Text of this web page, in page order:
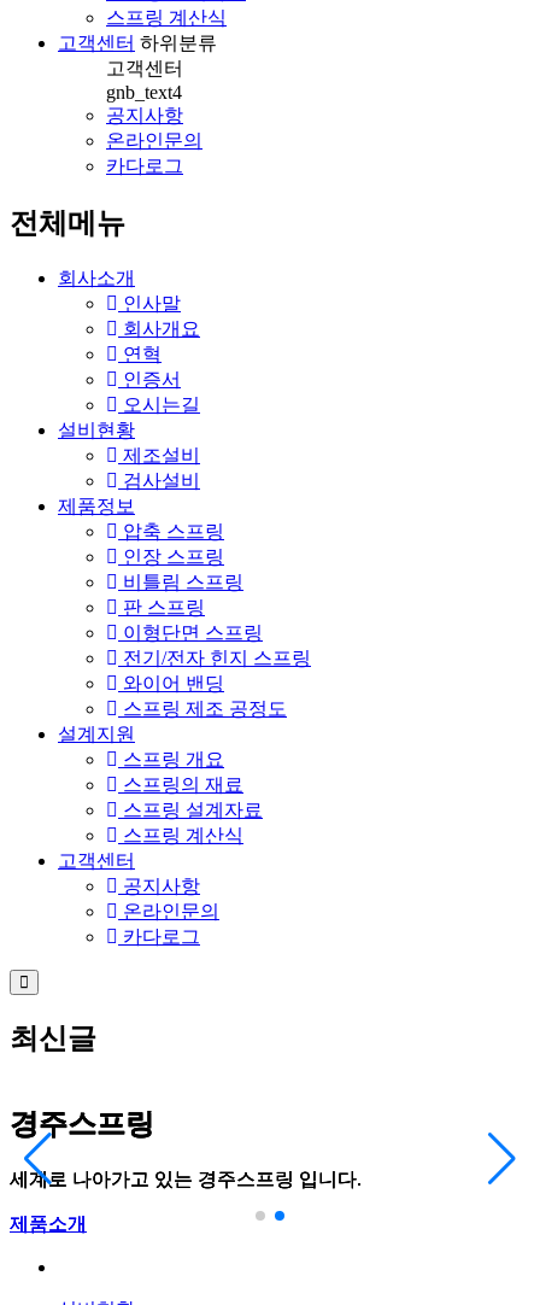
스프링 계산식
고객센터 하위분류
고객센터
gnb_text4
공지사항
온라인문의
카다로그
전체메뉴
회사소개
인사말
회사개요
연혁
인증서
오시는길
설비현황
제조설비
검사설비
제품정보
압축 스프링
인장 스프링
비틀림 스프링
판 스프링
이형단면 스프링
전기/전자 힌지 스프링
와이어 밴딩
스프링 제조 공정도
설계지원
스프링 개요
스프링의 재료
스프링 설계자료
스프링 계산식
고객센터
공지사항
온라인문의
카다로그
최신글
경주스프링
세계로 나아가고 있는 경주스프링 입니다.
제품소개
경주스프링
세계로 나아가고 있는 경주스프링 입니다.
제품소개
경주스프링
세계로 나아가고 있는 경주스프링 입니다.
제품소개
경주스프링
세계로 나아가고 있는 경주스프링 입니다.
제품소개